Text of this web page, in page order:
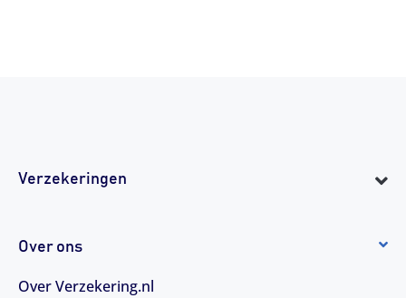
Verzekeringen
Over ons
Over Verzekering.nl